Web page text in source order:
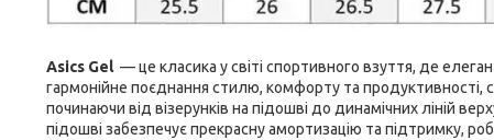
Asics Gel — це класика у світі спортивного взуття, де
гармонійне поєднання стилю, комфорту та продуктивності,
починаючи від візерунків на підошві до динамічних ліній
підошві забезпечує прекрасну амортизацію та підтримку,